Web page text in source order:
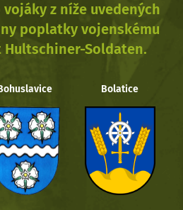
z níže uvedených
poplatky vojenskému
Soldaten.
Bolatice